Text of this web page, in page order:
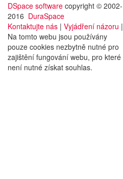
DSpace software copyright © 2002-
2016 DuraSpace
Kontaktujte nás | Vyjádření názoru |
Na tomto webu jsou používány
pouze cookies nezbytně nutné pro
zajištění fungování webu, pro které
není nutné získat souhlas.